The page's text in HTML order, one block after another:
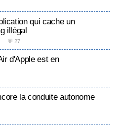
qui cache un
illégal
💬 27
d'Apple est en
la conduite autonome